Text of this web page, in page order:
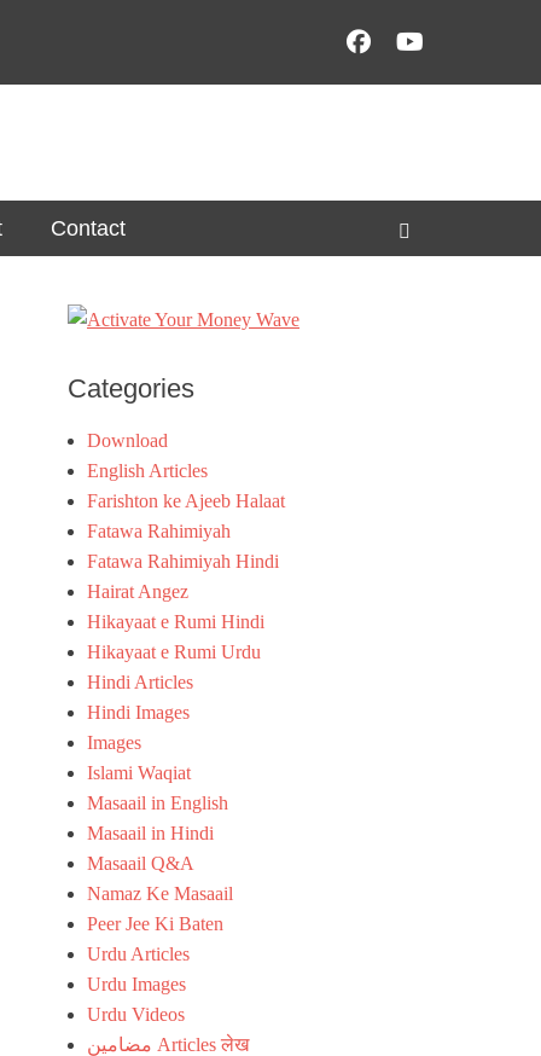
Facebook
Contact
Categories
Download
English Articles
Farishton ke Ajeeb Halaat
Fatawa Rahimiyah
Fatawa Rahimiyah Hindi
Hairat Angez
Hikayaat e Rumi Hindi
Hikayaat e Rumi Urdu
Hindi Articles
Hindi Images
Images
Islami Waqiat
Masaail in English
Masaail in Hindi
Masaail Q&A
Namaz Ke Masaail
Peer Jee Ki Baten
Urdu Articles
Urdu Images
Urdu Videos
مضامین Articles लेख